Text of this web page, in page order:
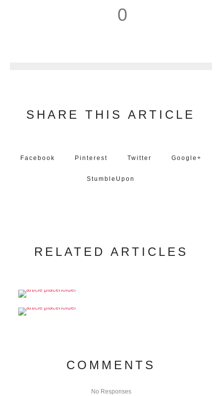
0
SHARE THIS ARTICLE
Facebook Pinterest Twitter Google+
StumbleUpon
RELATED ARTICLES
COMMENTS
No Responses